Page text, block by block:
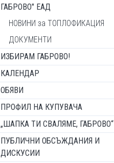
ГАБРОВО" ЕАД
НОВИНИ за ТОПЛОФИКАЦИЯ
ДОКУМЕНТИ
ИЗБИРАМ ГАБРОВО!
КАЛЕНДАР
ОБЯВИ
ПРОФИЛ НА КУПУВАЧА
„ШАПКА ТИ СВАЛЯМЕ, ГАБРОВО“
ПУБЛИЧНИ ОБСЪЖДАНИЯ И
ДИСКУСИИ